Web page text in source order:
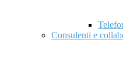
Consulenti e